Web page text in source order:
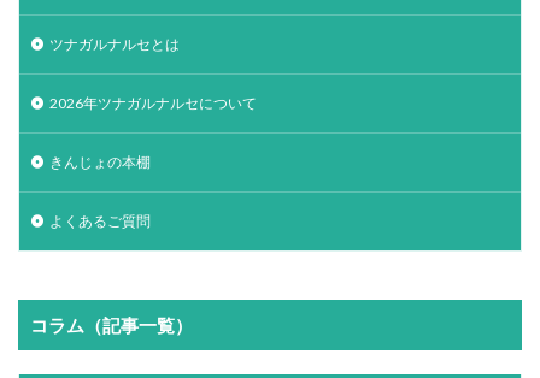
ツナガルナルセとは
2026年ツナガルナルセについて
きんじょの本棚
よくあるご質問
コラム（記事一覧）